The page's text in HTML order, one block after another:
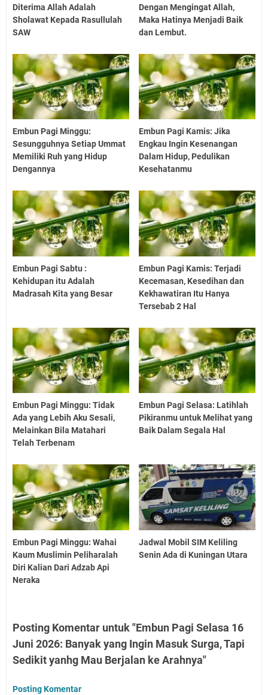
Diterima Allah Adalah
Sholawat Kepada Rasullulah
SAW
Dengan Mengingat Allah,
Maka Hatinya Menjadi Baik
dan Lembut.
Embun Pagi Minggu:
Sesungguhnya Setiap Ummat
Memiliki Ruh yang Hidup
Dengannya
Embun Pagi Kamis: Jika
Engkau Ingin Kesenangan
Dalam Hidup, Pedulikan
Kesehatanmu
Embun Pagi Sabtu :
Kehidupan itu Adalah
Madrasah Kita yang Besar
Embun Pagi Kamis: Terjadi
Kecemasan, Kesedihan dan
Kekhawatiran Itu Hanya
Tersebab 2 Hal
Embun Pagi Minggu: Tidak
Ada yang Lebih Aku Sesali,
Melainkan Bila Matahari
Telah Terbenam
Embun Pagi Selasa: Latihlah
Pikiranmu untuk Melihat yang
Baik Dalam Segala Hal
Embun Pagi Minggu: Wahai
Kaum Muslimin Peliharalah
Diri Kalian Dari Adzab Api
Neraka
Jadwal Mobil SIM Keliling
Senin Ada di Kuningan Utara
Posting Komentar untuk "Embun Pagi Selasa 16
Juni 2026: Banyak yang Ingin Masuk Surga, Tapi
Sedikit yanhg Mau Berjalan ke Arahnya"
Posting Komentar